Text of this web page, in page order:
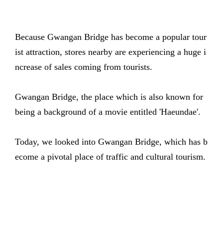
Because Gwangan Bridge has become a popular tour
ist attraction, stores nearby are experiencing a huge i
ncrease of sales coming from tourists.
Gwangan Bridge, the place which is also known for
being a background of a movie entitled 'Haeundae'.
Today, we looked into Gwangan Bridge, which has b
ecome a pivotal place of traffic and cultural tourism.